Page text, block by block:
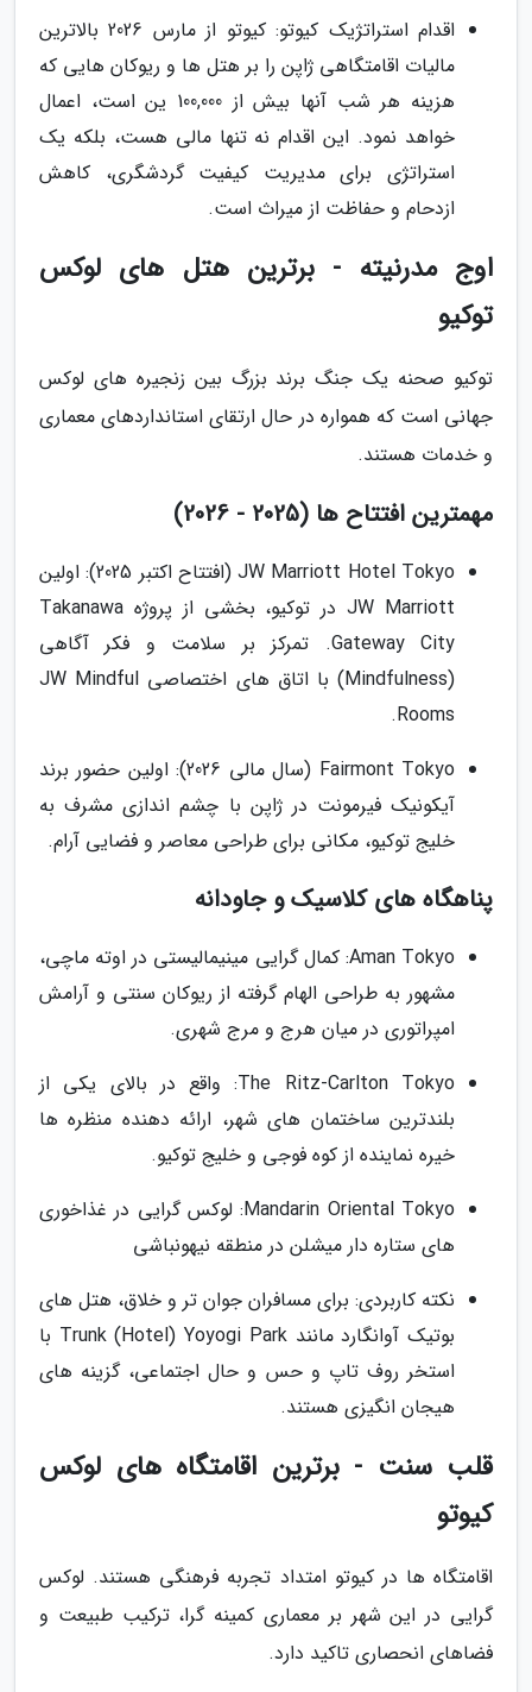
اقدام استراتژیک کیوتو: کیوتو از مارس 2026 بالاترین
مالیات اقامتگاهی ژاپن را بر هتل ها و ریوکان هایی که
هزینه هر شب آنها بیش از 100,000 ین است، اعمال
خواهد نمود. این اقدام نه تنها مالی هست، بلکه یک
استراتژی برای مدیریت کیفیت گردشگری، کاهش
ازدحام و حفاظت از میراث است.
اوج مدرنیته - برترین هتل های لوکس
توکیو
توکیو صحنه یک جنگ برند بزرگ بین زنجیره های لوکس
جهانی است که همواره در حال ارتقای استانداردهای معماری
و خدمات هستند.
مهمترین افتتاح ها (2025 - 2026)
JW Marriott Hotel Tokyo (افتتاح اکتبر 2025): اولین
JW Marriott در توکیو، بخشی از پروژه Takanawa
Gateway City. تمرکز بر سلامت و فکر آگاهی
(Mindfulness) با اتاق های اختصاصی JW Mindful
Rooms.
Fairmont Tokyo (سال مالی 2026): اولین حضور برند
آیکونیک فیرمونت در ژاپن با چشم اندازی مشرف به
خلیج توکیو، مکانی برای طراحی معاصر و فضایی آرام.
پناهگاه های کلاسیک و جاودانه
Aman Tokyo: کمال گرایی مینیمالیستی در اوته ماچی،
مشهور به طراحی الهام گرفته از ریوکان سنتی و آرامش
امپراتوری در میان هرج و مرج شهری.
The Ritz-Carlton Tokyo: واقع در بالای یکی از
بلندترین ساختمان های شهر، ارائه دهنده منظره ها
خیره نماینده از کوه فوجی و خلیج توکیو.
Mandarin Oriental Tokyo: لوکس گرایی در غذاخوری
های ستاره دار میشلن در منطقه نیهونباشی
نکته کاربردی: برای مسافران جوان تر و خلاق، هتل های
بوتیک آوانگارد مانند Trunk (Hotel) Yoyogi Park با
استخر روف تاپ و حس و حال اجتماعی، گزینه های
هیجان انگیزی هستند.
قلب سنت - برترین اقامتگاه های لوکس
کیوتو
اقامتگاه ها در کیوتو امتداد تجربه فرهنگی هستند. لوکس
گرایی در این شهر بر معماری کمینه گرا، ترکیب طبیعت و
فضاهای انحصاری تاکید دارد.